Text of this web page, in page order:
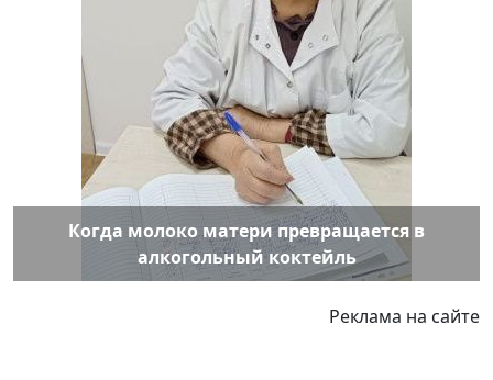
Когда молоко матери превращается в
алкогольный коктейль
Реклама на сайте